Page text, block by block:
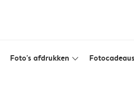
Foto's afdrukken slim_arrow_down Fotocadeaus